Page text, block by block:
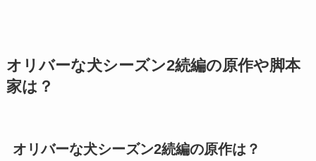
オリバーな犬シーズン2続編の原作や脚本
家は？
オリバーな犬シーズン2続編の原作は？